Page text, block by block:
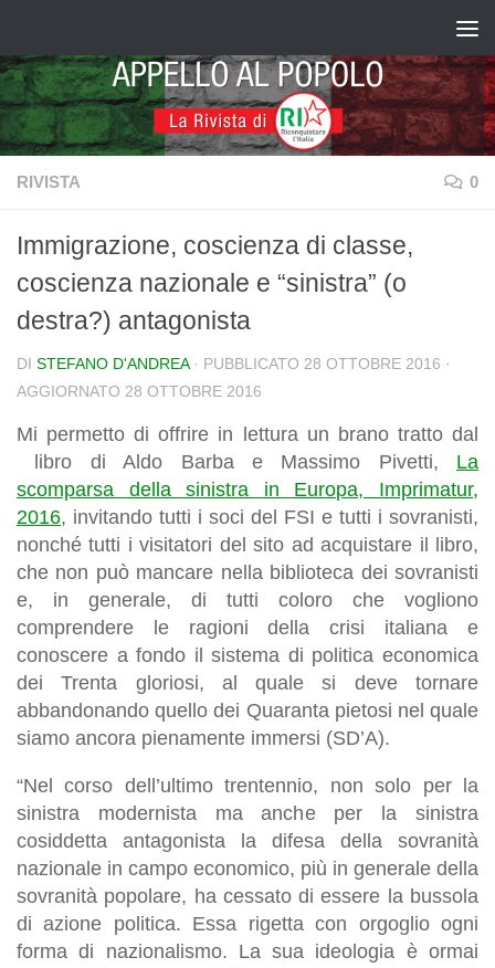
RIVISTA 0
Immigrazione, coscienza di classe,
coscienza nazionale e “sinistra” (o
destra?) antagonista
DI STEFANO D'ANDREA · PUBBLICATO 28 OTTOBRE 2016 ·
AGGIORNATO 28 OTTOBRE 2016
Mi permetto di offrire in lettura un brano tratto dal
libro di Aldo Barba e Massimo Pivetti, La
scomparsa della sinistra in Europa, Imprimatur,
2016, invitando tutti i soci del FSI e tutti i sovranisti,
nonché tutti i visitatori del sito ad acquistare il libro,
che non può mancare nella biblioteca dei sovranisti
e, in generale, di tutti coloro che vogliono
comprendere le ragioni della crisi italiana e
conoscere a fondo il sistema di politica economica
dei Trenta gloriosi, al quale si deve tornare
abbandonando quello dei Quaranta pietosi nel quale
siamo ancora pienamente immersi (SD’A).
“Nel corso dell’ultimo trentennio, non solo per la
sinistra modernista ma anche per la sinistra
cosiddetta antagonista la difesa della sovranità
nazionale in campo economico, più in generale della
sovranità popolare, ha cessato di essere la bussola
di azione politica. Essa rigetta con orgoglio ogni
forma di nazionalismo. La sua ideologia è ormai